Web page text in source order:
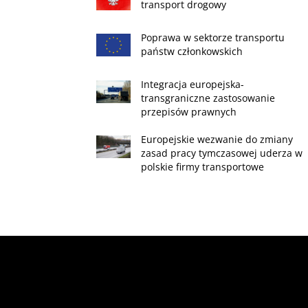
transport drogowy
Poprawa w sektorze transportu
państw członkowskich
Integracja europejska-
transgraniczne zastosowanie
przepisów prawnych
Europejskie wezwanie do zmiany
zasad pracy tymczasowej uderza w
polskie firmy transportowe